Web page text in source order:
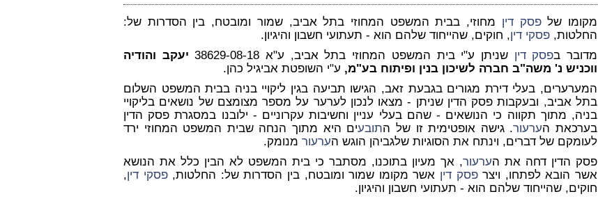
מקומו שלפסק דין מחוזי, בבית המשפט המחוזי בתל אביב, שמור ומובטח, בין הסדרות של:
החלטות, פסקי דין, חוקים, שהייחוד שלהם הוא - תעתועי חשבון והיגיון.
מדובר בפסק דין שניתן ע"י בית המשפט המחוזי בתל אביב, ע"א 38629-08-18
יעקב והודיה
ווכניש נ' משה"ב חברה לשיכון בנין ופיתוח בע"מ, ע"י השופטת אביגיל כהן.
המערערים, בעלי דירת מגורים בגבעת זאב, הגישו תביעה בגין ליקויי בניה בבית המשפט השלום
בתל אביב, ובעקבות פסק הדין שניתן - מצאו לנכון לערער על מספר מצומצם של נושאים בליקויי
בניה, מתוך תקווה כי הנושאים - שהם בעלי עניין וחשיבות עקרוניים - ילובנו במסגרת פסק הדין
בערכאת הערעור. גישה אופטימית זו של התובעים היא מתוך הנחה שבית המשפט המחוזי ירד
לעומקם של דברים, וינתח את הסוגיות שלגביהן הוגש הערעור מנומק.
פסק הדין דחה את הערעור, אך מעיון בתוכנו, מסתבר כי בית המשפט לא הבין כלל את הנושא
אשר הובא לפתחו, ויצרפסק דין אשר מקומו שמור ומובטח, בין הסדרות של: החלטות,פסקי דין,
חוקים, שהייחוד שלהם הוא - תעתועי חשבון והיגיון.